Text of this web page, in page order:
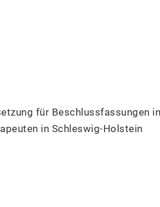
für Beschlussfassungen in
in Schleswig-Holstein